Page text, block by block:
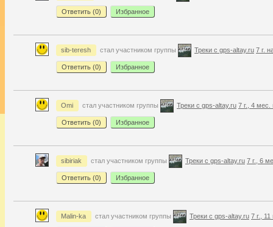
Ответить (0) Избранное
sib-teresh стал участником группы Треки с gps-altay.ru 7 г.
Ответить (0) Избранное
Omi стал участником группы Треки с gps-altay.ru 7 г., 4 мес.
Ответить (0) Избранное
sibiriak стал участником группы Треки с gps-altay.ru 7 г., 6
Ответить (0) Избранное
Malin-ka стал участником группы Треки с gps-altay.ru 7 г.,